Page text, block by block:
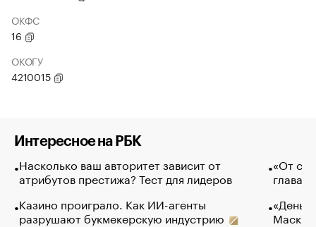
ОКФС
16
ОКОГУ
4210015
Интересное на РБК
Насколько ваш авторитет зависит от
атрибутов престижа? Тест для лидеров
Казино проиграло. Как ИИ-агенты
разрушают букмекерскую индустрию
«От
глава
Маск в